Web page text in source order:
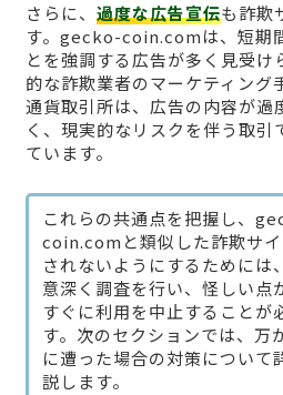
さらに、 過度な広告宣伝も詐欺
す。gecko-coin.comは、短期
とを強調する広告が多く見受
的な詐欺業者のマーケティング
通貨取引所は、広告の内容が過
く、現実的なリスクを伴う取引
ています。
これらの共通点を把握し、
coin.comと類似した詐欺サ
されないようにするためには
意深く調査を行い、怪しい点
すぐに利用を中止することが
す。次のセクションでは、万
に遭った場合の対策について
説します。